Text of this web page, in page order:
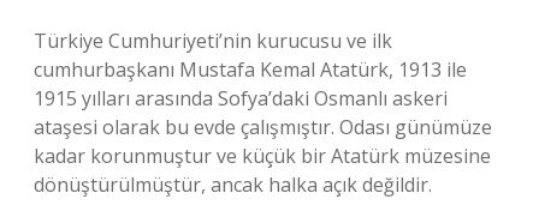
Türkiye Cumhuriyeti’nin kurucusu ve ilk
cumhurbaşkanı Mustafa Kemal Atatürk, 1913 ile
1915 yılları arasında Sofya’daki Osmanlı askeri
ataşesi olarak bu evde çalışmıştır. Odası günümüze
kadar korunmuştur ve küçük bir Atatürk müzesine
dönüştürülmüştür, ancak halka açık değildir.